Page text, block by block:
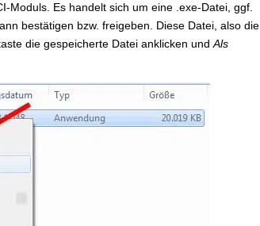
Moduls. Es handelt sich um eine .exe-Datei, ggf.
bestätigen bzw. freigeben. Diese Datei, also die
die gespeicherte Datei anklicken undAls